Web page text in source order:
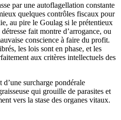
par une autoflagellation constante
quelques contrôles fiscaux pour
au pire le Goulag si le prétentieux
fait montre d’arrogance, ou
conscience à faire du profit.
les lois sont en phase, et les
aux critères intellectuels des
surcharge pondérale
qui grouille de parasites et
vers la stase des organes vitaux.